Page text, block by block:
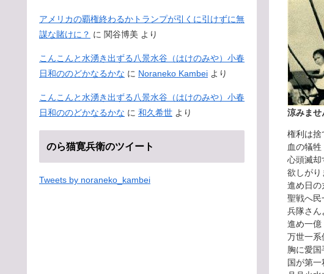
涼みませ
権利は捨
血の犠
心頭滅却
欲しがり
進め日
聖戦へ民
兵隊さん
進め一
万世一系
胸に愛
国が第一
アメリカの覇権終わるかトランプが引くに引けずに無
謀な賭けに？ に 関谷博美 より
こんこんと水湧き出ずる八景水谷（はけのみや）小春
日和ののどかなるかな に Noraneko Kambei より
こんこんと水湧き出ずる八景水谷（はけのみや）小春
日和ののどかなるかな に 和久希世 より
のら猫寛兵衛のツイート
Tweets by noraneko_kambei